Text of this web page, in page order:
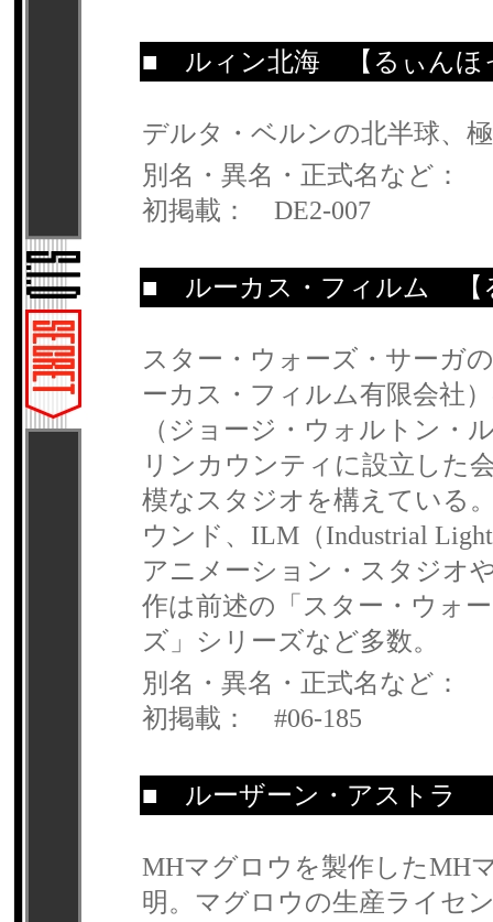
■ ルィン北海 【るぃんほ
デルタ・ベルンの北半球、
別名・異名・正式名など：
初掲載： DE2-007
■ ルーカス・フィルム 【
スター・ウォーズ・サーガ
ーカス・フィルム有限会社）
（ジョージ・ウォルトン・
リンカウンティに設立した
模なスタジオを構えている
ウンド、ILM（Industrial
アニメーション・スタジオ
作は前述の「スター・ウォ
ズ」シリーズなど多数。
別名・異名・正式名など：
初掲載： #06-185
■ ルーザーン・アストラ
MHマグロウを製作したMH
明。マグロウの生産ライセ